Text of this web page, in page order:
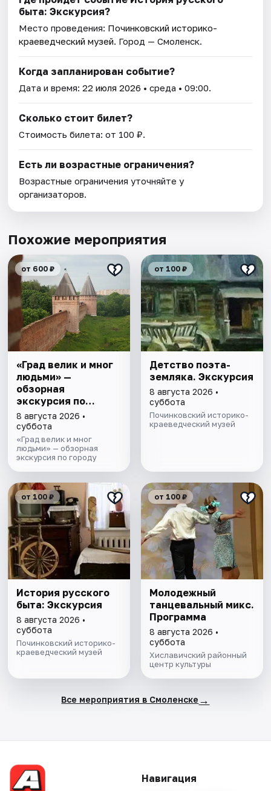
быта: Экскурсия?
Место проведения: Починковский историко-
краеведческий музей. Город — Смоленск.
Когда запланирован событие?
Дата и время:22 июля 2026 • среда • 09:00.
Сколько стоит билет?
Стоимость билета: от 100 ₽.
Есть ли возрастные ограничения?
Возрастные ограничения уточняйте у
организаторов.
Похожие мероприятия
от 600 ₽
«Град велик и мног
людьми» —
обзорная
экскурсия по
Смоленску
8 августа 2026 •
суббота
«Град велик и мног
людьми» — обзорная
экскурсия по городу
от 100 ₽
Детство поэта-
земляка. Экскурсия
8 августа 2026 •
суббота
Починковский историко-
краеведческий музей
от 100 ₽
История русского
быта: Экскурсия
8 августа 2026 •
суббота
Починковский историко-
краеведческий музей
от 100 ₽
Молодежный
танцевальный микс.
Программа
8 августа 2026 •
суббота
Хиславичский районный
центр культуры
Все мероприятия в Смоленске →
Навигация